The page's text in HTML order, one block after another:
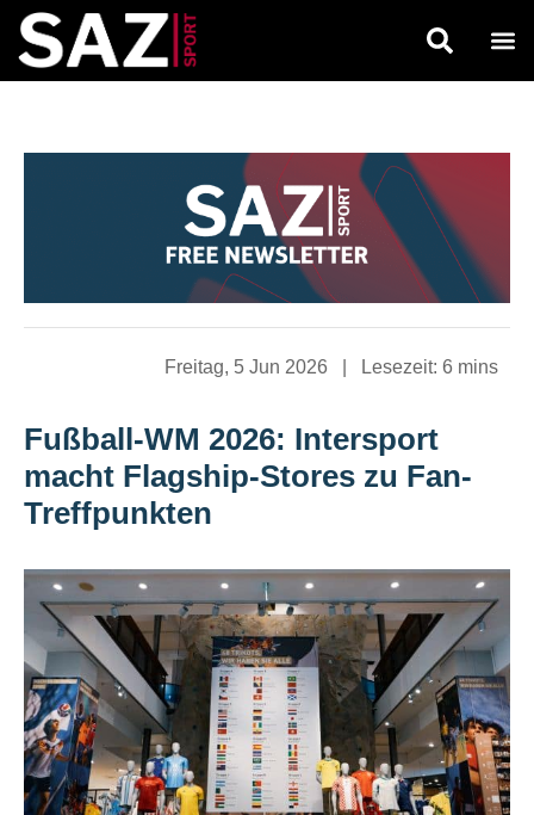
Freitag, 5 Jun 2026 Lesezeit: 6 mins
Fußball-WM 2026: Intersport
macht Flagship-Stores zu Fan-
Treffpunkten